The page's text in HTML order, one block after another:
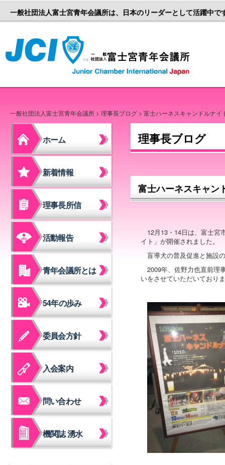
一般社団法人富士宮青年会議所は、日本のリーダーとして活躍中で
一般社団法人富士宮青年会議所 > 理事長ブログ > 富士ハーネスキャンドルナイ
ホーム
新着情報
理事長所信
活動報告
青年会議所とは
54年の歩み
委員会方針
入会案内
問い合わせ
機関誌 湧水
理事長ブログ
富士ハーネスキャン
12月13・14日は、富士
イト」が開催されました。
盲導犬の普及促進と施設
2009年、佐野力也直前理
いをさせていただいており